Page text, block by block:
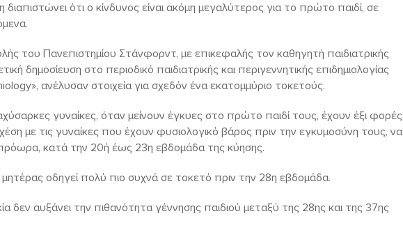
διαπιστώνει ότι ο κίνδυνος είναι ακόμη μεγαλύτερος για το πρώτο παιδί, σε
του Πανεπιστημίου Στάνφορντ, με επικεφαλής τον καθηγητή παιδιατρικής
δημοσίευση στο περιοδικό παιδιατρικής και περιγεννητικής επιδημιολογίας
ανέλυσαν στοιχεία για σχεδόν ένα εκατομμύριο τοκετούς.
γυναίκες, όταν μείνουν έγκυες στο πρώτο παιδί τους, έχουν έξι φορές
με τις γυναίκες που έχουν φυσιολογικό βάρος πριν την εγκυμοσύνη τους, να
κατά την 20ή έως 23η εβδομάδα της κύησης.
οδηγεί πολύ πιο συχνά σε τοκετό πριν την 28η εβδομάδα.
δεν αυξάνει την πιθανότητα γέννησης παιδιού μεταξύ της 28ης και της 37ης